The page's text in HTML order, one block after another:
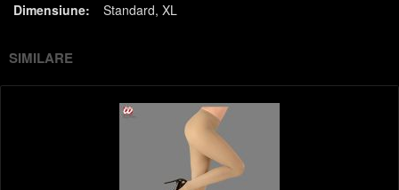
Dimensiune:
Standard XL
SIMILARE